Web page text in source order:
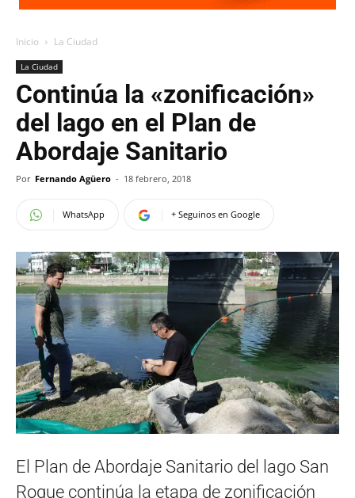
Inicio La Ciudad
La Ciudad
Continúa la «zonificación»
del lago en el Plan de
Abordaje Sanitario
Por Fernando Agüero - 18 febrero, 2018
WhatsApp + Seguinos en Google
El Plan de Abordaje Sanitario del lago San
Roque continúa la etapa de zonificación